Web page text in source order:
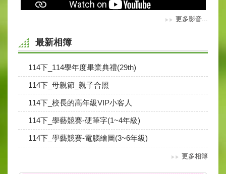
更多影音...
最新相簿
114下_114學年度畢業典禮(29th)
114下_母親節_親子合照
114下_校長的高年級VIP小客人
114下_學藝競賽-硬筆字(1~4年級)
114下_學藝競賽-電腦繪圖(3~6年級)
更多相簿